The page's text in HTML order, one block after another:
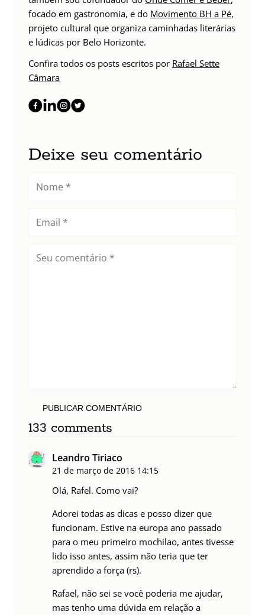
focado em gastronomia, e do Movimento BH a Pé,
projeto cultural que organiza caminhadas literárias
e lúdicas por Belo Horizonte.
Confira todos os posts escritos por Rafael Sette
Câmara
Deixe seu comentário
PUBLICAR COMENTÁRIO
133 comments
Leandro Tiriaco
21 de março de 2016 14:15
Olá, Rafel. Como vai?
Adorei todas as dicas e posso dizer que
funcionam. Estive na europa ano passado
para o meu primeiro mochilao, antes tivesse
lido isso antes, assim não teria que ter
aprendido a força (rs).
Rafael, não sei se você poderia me ajudar,
mas tenho uma dúvida em relação a